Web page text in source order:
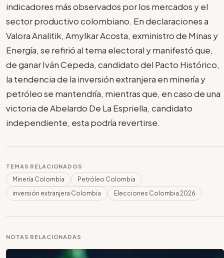
indicadores más observados por los mercados y el
sector productivo colombiano. En declaraciones a
Valora Analitik, Amylkar Acosta, exministro de Minas y
Energía, se refirió al tema electoral y manifestó que,
de ganar Iván Cepeda, candidato del Pacto Histórico,
la tendencia de la inversión extranjera en minería y
petróleo se mantendría, mientras que, en caso de una
victoria de Abelardo De La Espriella, candidato
independiente, esta podría revertirse.
TEMAS RELACIONADOS
Minería Colombia
Petróleo Colombia
inversión extranjera Colombia
Elecciones Colombia 2026
NOTAS RELACIONADAS